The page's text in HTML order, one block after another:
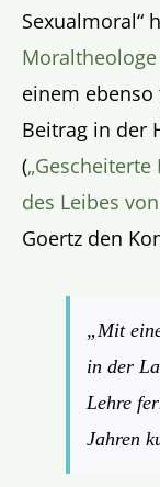
Sexualmoral“
einem
Beitrag in der
(
des Leibes
Goertz den
„Mit
in der
Lehre
Jahren